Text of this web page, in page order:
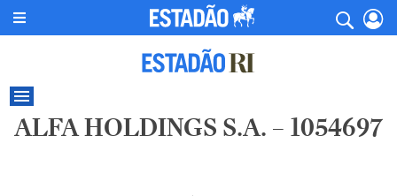
ALFA HOLDINGS S.A. – 1054697